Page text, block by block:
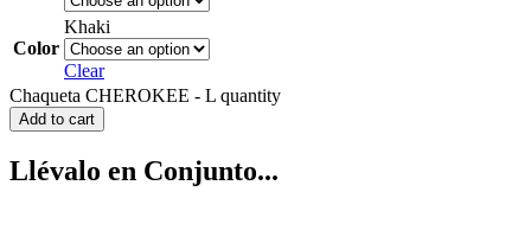
Color
Khaki
Clear
Chaqueta CHEROKEE - L quantity
Add to cart
Llévalo en Conjunto...